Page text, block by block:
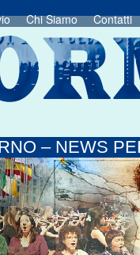
Chi Siamo Contatti
– NEWS